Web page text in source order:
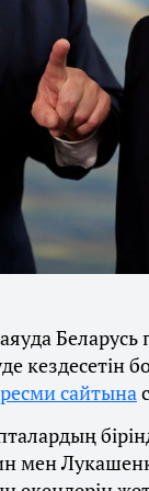
Беларусь
кездесетін
ресми сайтына
мен